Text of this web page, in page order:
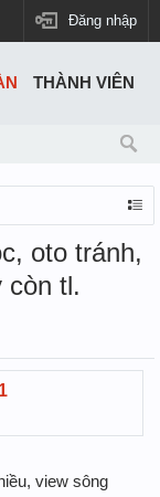
Đăng nhập
oto tránh,
còn tl.
view sông
THÀNH VIÊN